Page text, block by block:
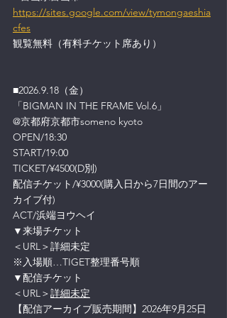
https://sites.google.com/view/tymongaeshia
cfes
観覧無料（有料チケット席あり）
■2026.9.18（金）
「BIGMAN IN THE FRAME Vol.6」
@京都府京都市someno kyoto
OPEN/18:30
START/19:00
TICKET/¥4500(D別)
配信チケット/¥3000(購入日から7日間のアー
カイブ付)
ACT/浜端ヨウヘイ
▼来場チケット
＜URL＞詳細未定
※入場順…TIGET整理番号順
▼配信チケット
＜URL＞詳細未定
【配信アーカイブ販売期間】2026年9月25日